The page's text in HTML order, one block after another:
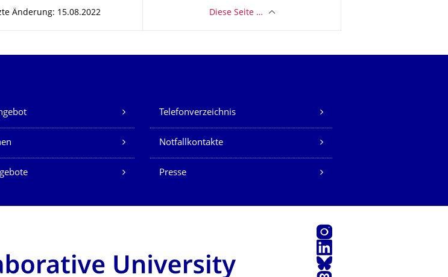
Änderung: 15.08.2022 Diese Seite …
Telefonverzeichnis
Notfallkontakte
Presse
Instagram
LinkedIn
Bluesky